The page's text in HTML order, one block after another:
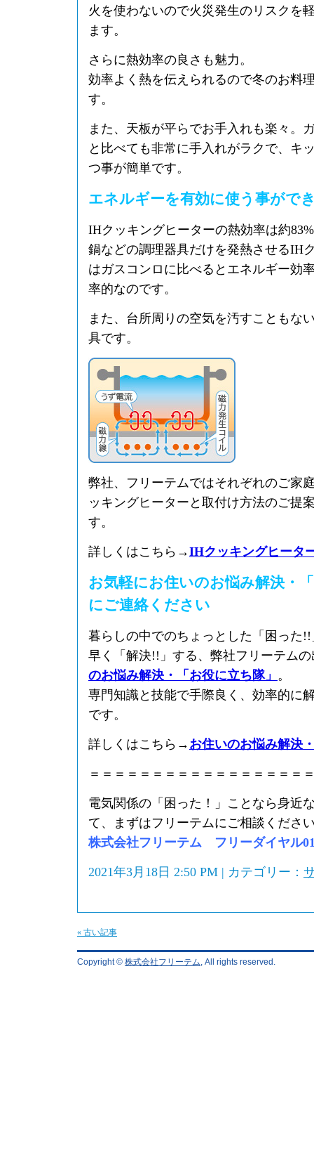
火を使わないので火災発生のリスクを
ます。
さらに熱効率の良さも魅力。
効率よく熱を伝えられるので冬のお料
す。
また、天板が平らでお手入れも楽々。
と比べても非常に手入れがラクで、キ
つ事が簡単です。
エネルギーを有効に使う事がで
IHクッキングヒーターの熱効率は約
鍋などの調理器具だけを発熱させるIH
はガスコンロに比べるとエネルギー効
率的なのです。
また、台所周りの空気を汚すこともな
具です。
弊社、フリーテムではそれぞれのご家
ッキングヒーターと取付け方法のご提
す。
詳しくはこちら→IHクッキングヒータ
お気軽にお住いのお悩み解決・
にご連絡ください
暮らしの中でのちょっとした「困った
早く「解決!!」する、弊社フリーテム
のお悩み解決・「お役に立ち隊」 。
専門知識と技能で手際良く、効率的に
です。
詳しくはこちら→ お住いのお悩み解決
＝＝＝＝＝＝＝＝＝＝＝＝＝＝＝＝＝
電気関係の「困った！」ことなら身近
て、まずはフリーテムにご相談くださ
株式会社フリーテム フリーダイヤル
2021年3月18日 2:50 PM | カテゴリー：
« 古い記事
Copyright © 株式会社フリーテム, All rights reserved.